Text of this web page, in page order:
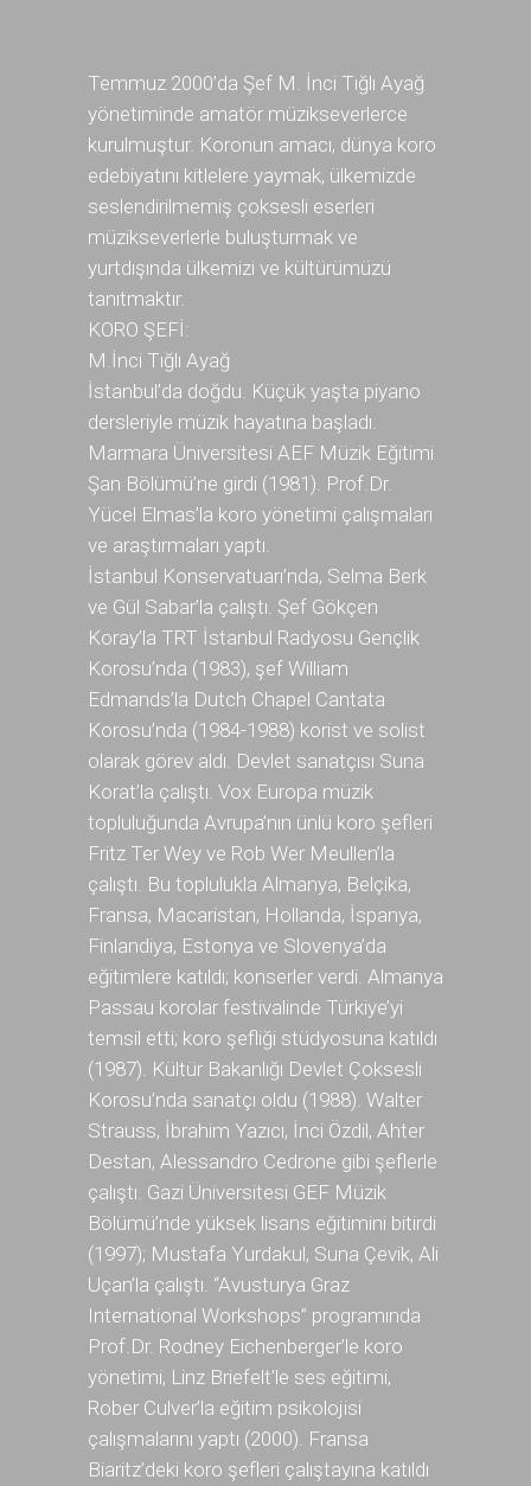
Temmuz 2000’da Şef M. İnci Tığlı Ayağ
yönetiminde amatör müzikseverlerce
kurulmuştur. Koronun amacı, dünya koro
edebiyatını kitlelere yaymak, ülkemizde
seslendirilmemiş çoksesli eserleri
müzikseverlerle buluşturmak ve
yurtdışında ülkemizi ve kültürümüzü
tanıtmaktır.
KORO ŞEFİ:
M.İnci Tığlı Ayağ
İstanbul’da doğdu. Küçük yaşta piyano
dersleriyle müzik hayatına başladı.
Marmara Üniversitesi AEF Müzik Eğitimi
Şan Bölümü’ne girdi (1981). Prof.Dr.
Yücel Elmas’la koro yönetimi çalışmaları
ve araştırmaları yaptı.
İstanbul Konservatuarı’nda, Selma Berk
ve Gül Sabar’la çalıştı. Şef Gökçen
Koray’la TRT İstanbul Radyosu Gençlik
Korosu’nda (1983), şef William
Edmands’la Dutch Chapel Cantata
Korosu’nda (1984-1988) korist ve solist
olarak görev aldı. Devlet sanatçısı Suna
Korat’la çalıştı. Vox Europa müzik
topluluğunda Avrupa’nın ünlü koro şefleri
Fritz Ter Wey ve Rob Wer Meullen’la
çalıştı. Bu toplulukla Almanya, Belçika,
Fransa, Macaristan, Hollanda, İspanya,
Finlandiya, Estonya ve Slovenya’da
eğitimlere katıldı; konserler verdi. Almanya
Passau korolar festivalinde Türkiye’yi
temsil etti; koro şefliği stüdyosuna katıldı
(1987). Kültür Bakanlığı Devlet Çoksesli
Korosu’nda sanatçı oldu (1988). Walter
Strauss, İbrahim Yazıcı, İnci Özdil, Ahter
Destan, Alessandro Cedrone gibi şeflerle
çalıştı. Gazi Üniversitesi GEF Müzik
Bölümü’nde yüksek lisans eğitimini bitirdi
(1997); Mustafa Yurdakul, Suna Çevik, Ali
Uçan’la çalıştı. “Avusturya Graz
International Workshops” programında
Prof.Dr. Rodney Eichenberger’le koro
yönetimi, Linz Briefelt’le ses eğitimi,
Rober Culver’la eğitim psikolojisi
çalışmalarını yaptı (2000). Fransa
Biaritz’deki koro şefleri çalıştayına katıldı